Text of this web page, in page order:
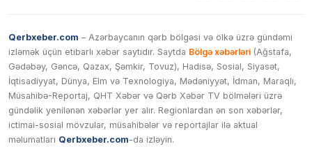
Qerbxeber.com – Azərbaycanın qərb bölgəsi və ölkə üzrə gündəmi
izləmək üçün etibarlı xəbər saytıdır. Saytda Bölgə xəbərləri (Ağstafa,
Gədəbəy, Gəncə, Qazax, Şəmkir, Tovuz), Hadisə, Sosial, Siyasət,
İqtisadiyyat, Dünya, Elm və Texnologiya, Mədəniyyət, İdman, Maraqlı,
Müsahibə-Reportaj, QHT Xəbər və Qərb Xəbər TV bölmələri üzrə
gündəlik yenilənən xəbərlər yer alır. Regionlardan ən son xəbərlər,
ictimai-sosial mövzular, müsahibələr və reportajlar ilə aktual
məlumatları Qerbxeber.com-da izləyin.